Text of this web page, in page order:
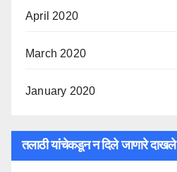
April 2020
March 2020
January 2020
तलाठी यांचेकडून न दिले जाणारे दाखले